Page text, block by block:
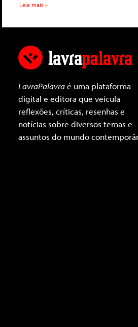
Leia mais »
LavraPalavraé uma plataforma
digital e editora que veicula
reflexões, críticas, resenhas e
notícias sobre diversos temas e
assuntos do mundo